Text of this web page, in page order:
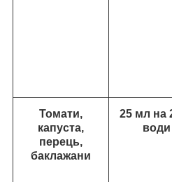
Томати,
капуста,
перець,
баклажани
25 мл на
води